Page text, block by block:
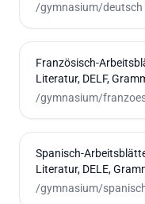
/gymnasium/deutsch
Französisch-
Literatur, DELF,
/gymnasium/
Spanisch-
Literatur, DELE,
/gymnasium/